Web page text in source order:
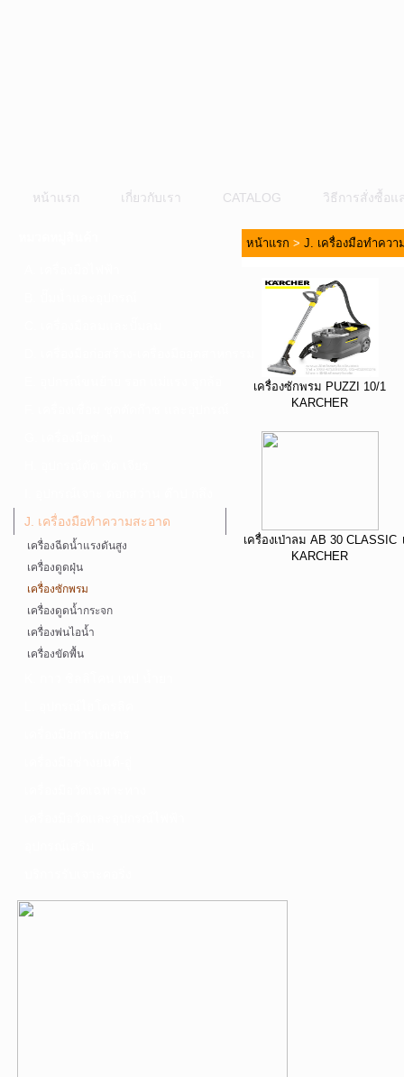
หน้าแรก เกี่ยวกับเรา CATALOG วิธีการสั่งซื้อแ
J. เครื่องมือทำความสะอาด
เครื่องฉีดน้ำแรงดันสูง
เครื่องดูดฝุ่น
เครื่องซักพรม
เครื่องดูดน้ำกระจก
เครื่องพ่นไอน้ำ
เครื่องขัดพื้น
หน้าแรก > J. เครื่องมือทำควา
เครื่องซักพรม PUZZI 10/1
KARCHER
เครื่องเป่าลม AB 30 CLASSIC
KARCHER